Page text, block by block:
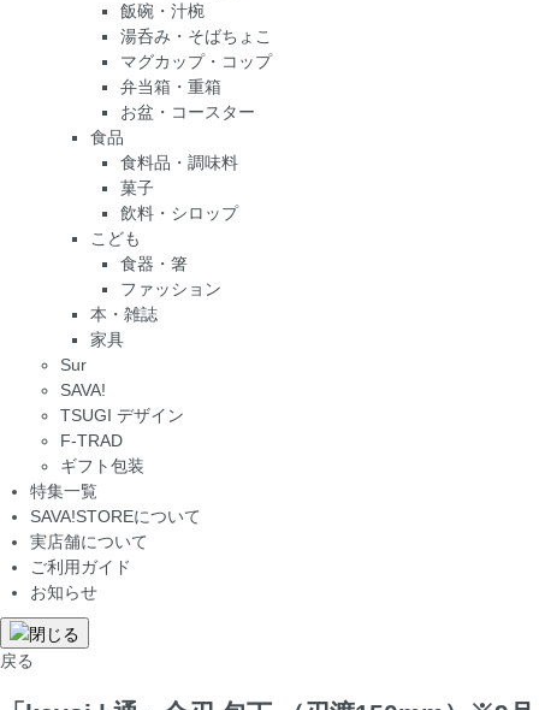
飯碗・汁椀
湯呑み・そばちょこ
マグカップ・コップ
弁当箱・重箱
お盆・コースター
食品
食料品・調味料
菓子
飲料・シロップ
こども
食器・箸
ファッション
本・雑誌
家具
Sur
SAVA!
TSUGI デザイン
F-TRAD
ギフト包装
特集一覧
SAVA!STOREについて
実店舗について
ご利用ガイド
お知らせ
戻る